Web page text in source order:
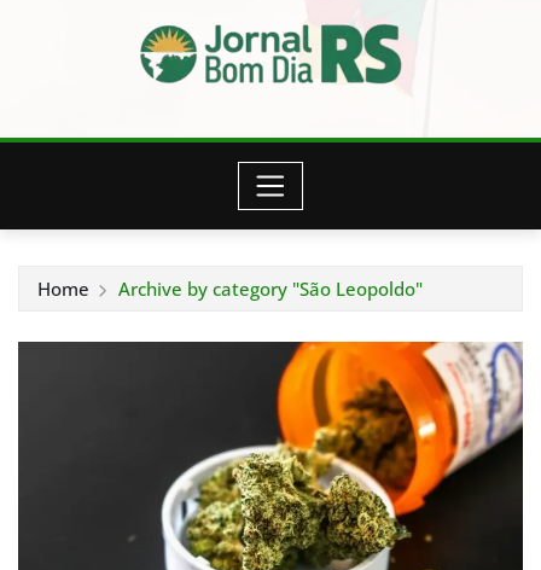
Home Archive by category "São Leopoldo"